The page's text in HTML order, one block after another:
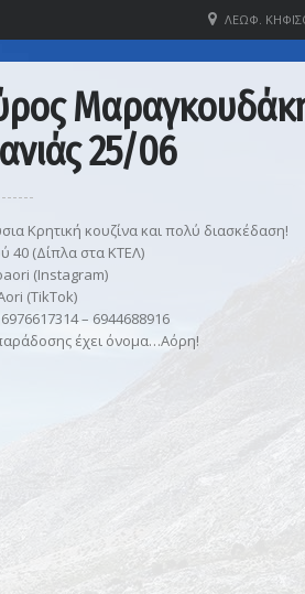
ΛΕΩΦ.
25/06
Κρητική κουζίνα και πολύ διασκέδαση!
40 (Δίπλα στα ΚΤΕΛ)
(Instagram)
(TikTok)
– 6944688916
έχει όνομα…Αόρη!